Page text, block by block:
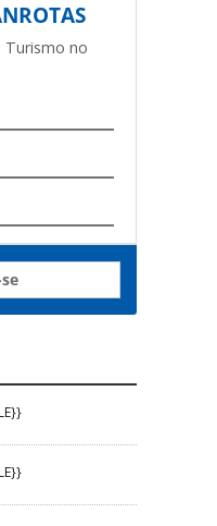
Turismo no